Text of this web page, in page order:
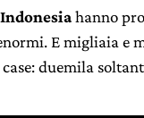
hanno
E migliaia e
duemila